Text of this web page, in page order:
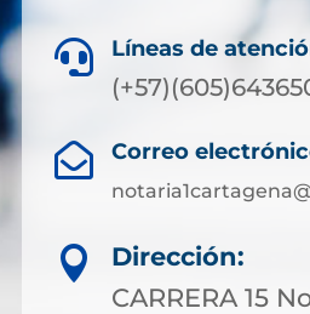
 Líneas de
 Correo

Dirección:
CARRERA 15